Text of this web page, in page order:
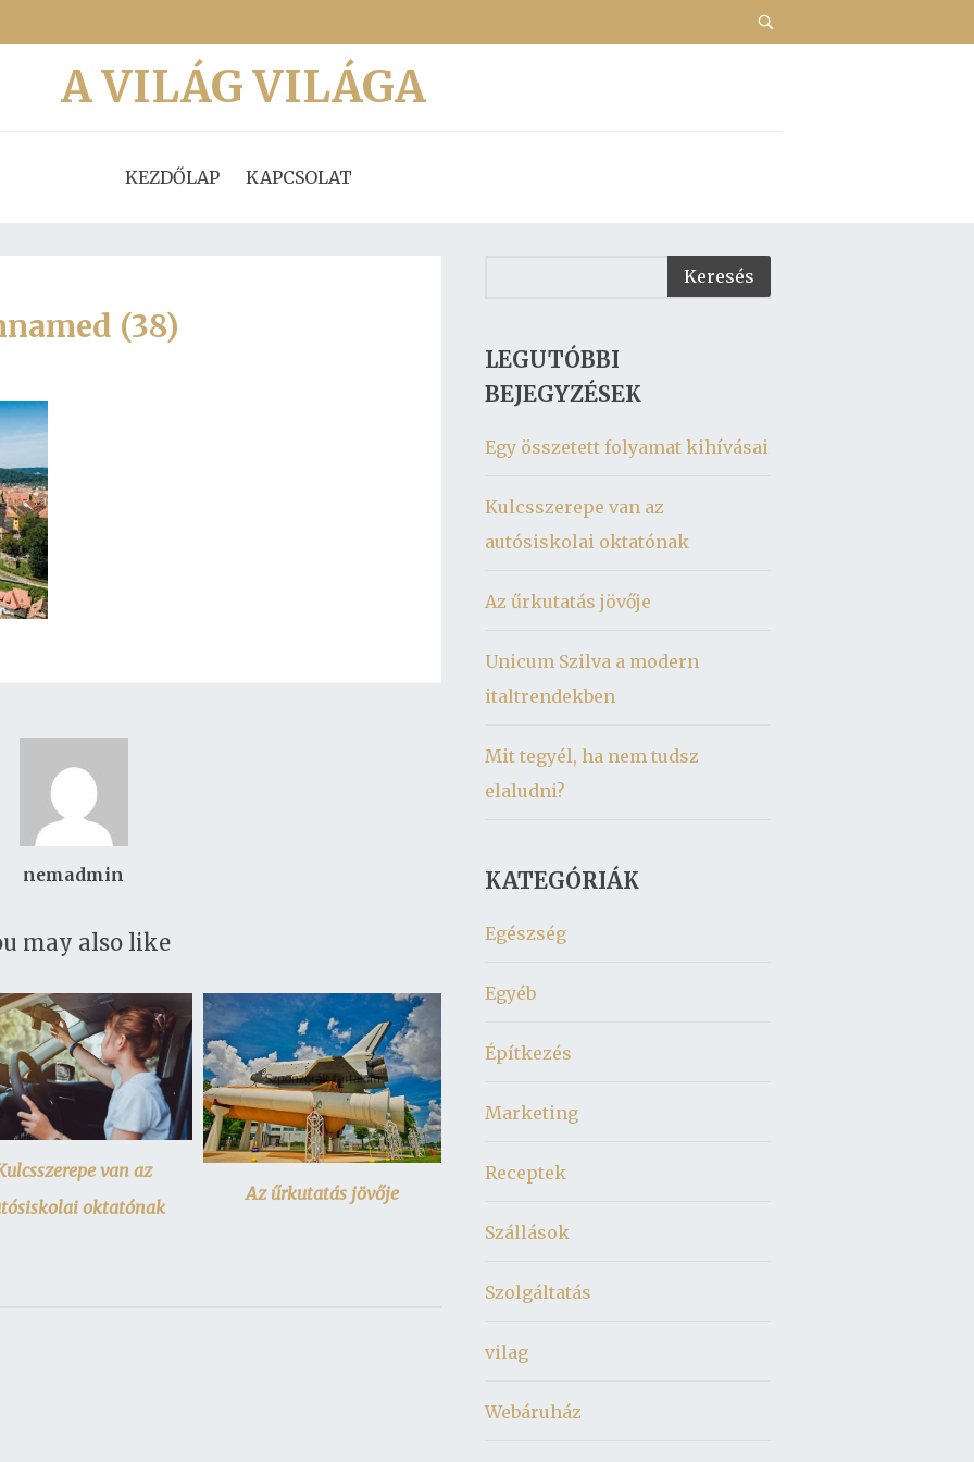
A VILÁG VILÁGA
KEZDŐLAP KAPCSOLAT
(38)
nemadmin
may also like
van az
oktatónak
Az űrkutatás jövője
LEGUTÓBBI
BEJEGYZÉSEK
Egy összetett folyamat kihívásai
Kulcsszerepe van az
autósiskolai oktatónak
Az űrkutatás jövője
Unicum Szilva a modern
italtrendekben
Mit tegyél, ha nem tudsz
elaludni?
KATEGÓRIÁK
Egészség
Egyéb
Építkezés
Marketing
Receptek
Szállások
Szolgáltatás
vilag
Webáruház